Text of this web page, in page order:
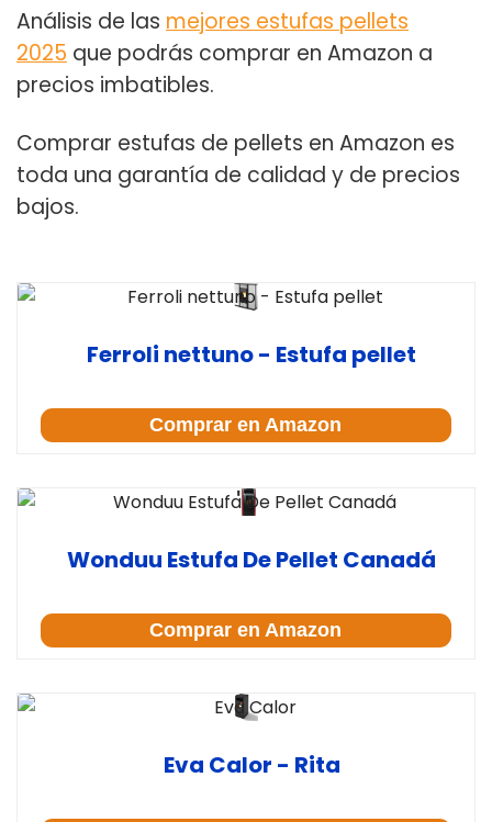
Análisis de las mejores estufas pellets
2025 que podrás comprar en Amazon a
precios imbatibles.
Comprar estufas de pellets en Amazon es
toda una garantía de calidad y de precios
bajos.
Ferroli nettuno - Estufa pellet
Comprar en Amazon
Wonduu Estufa De Pellet Canadá
Comprar en Amazon
Eva Calor - Rita